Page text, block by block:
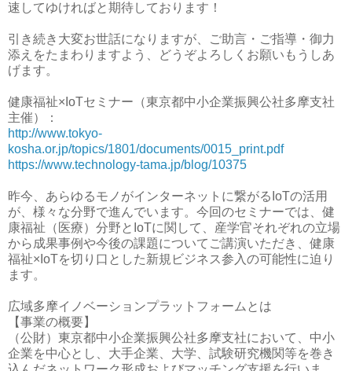
速してゆければと期待しております！
引き続き大変お世話になりますが、ご助言・ご指導・御力
添えをたまわりますよう、どうぞよろしくお願いもうしあ
げます。
健康福祉×IoTセミナー（東京都中小企業振興公社多摩支社
主催）：
http://www.tokyo-
kosha.or.jp/topics/1801/documents/0015_print.pdf
https://www.technology-tama.jp/blog/10375
昨今、あらゆるモノがインターネットに繋がるIoTの活用
が、様々な分野で進んでいます。今回のセミナーでは、健
康福祉（医療）分野とIoTに関して、産学官それぞれの立場
から成果事例や今後の課題についてご講演いただき、健康
福祉×IoTを切り口とした新規ビジネス参入の可能性に迫り
ます。
広域多摩イノベーションプラットフォームとは
【事業の概要】
（公財）東京都中小企業振興公社多摩支社において、中小
企業を中心とし、大手企業、大学、試験研究機関等を巻き